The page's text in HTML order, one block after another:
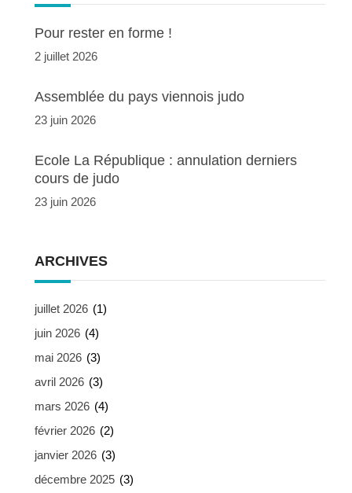
Pour rester en forme !
2 juillet 2026
Assemblée du pays viennois judo
23 juin 2026
Ecole La République : annulation derniers
cours de judo
23 juin 2026
ARCHIVES
juillet 2026 (1)
juin 2026 (4)
mai 2026 (3)
avril 2026 (3)
mars 2026 (4)
février 2026 (2)
janvier 2026 (3)
décembre 2025 (3)